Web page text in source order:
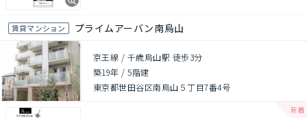
賃貸マンション プライムアーバン南烏山
京王線 / 千歳烏山駅 徒歩3分
築19年 /5階建
東京都世田谷区南烏山５丁目7番4号